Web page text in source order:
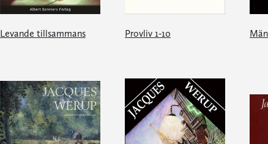
Levande tillsammans Provliv 1-10